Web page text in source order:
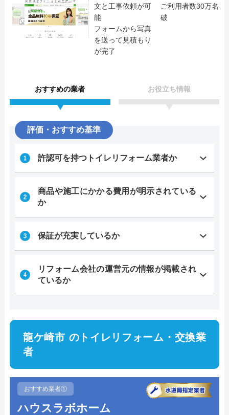
文と工事依頼が可
能
フォームから写真
を送って見積もり
が完了
ご利用者数30万名様
破
おすすめの業者 お役立ち情報
評価・おすすめ基準
許認可を持つトイレリフォーム業者か
商品や施工にかかる費用が明示されている
か
保証が充実しているか
リフォーム会社の運営元の情報が掲載され
ているか
龍ケ崎市 のトイレリフォーム・交換業
者
おすすめ業者①
ハウスラボホーム